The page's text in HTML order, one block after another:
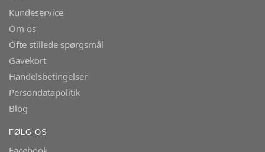
Kundeservice
Om os
Ofte stillede spørgsmål
Gavekort
Handelsbetingelser
Persondatapolitik
Blog
FØLG OS